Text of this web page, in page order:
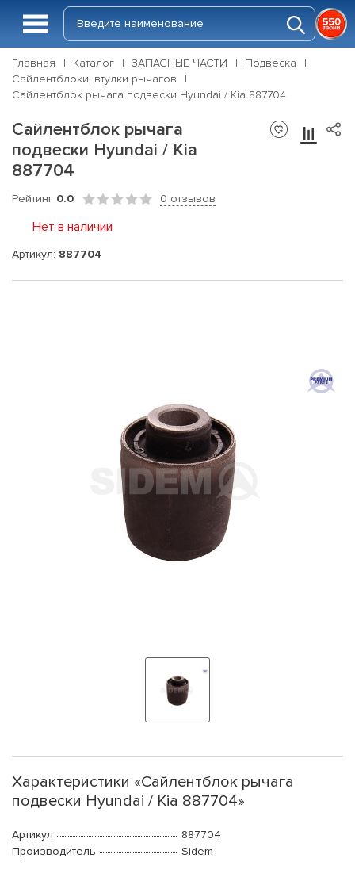
Главная Каталог ЗАПАСНЫЕ ЧАСТИ
Подвеска
Сайлентблоки, втулки рычагов
Сайлентблок рычага подвески Hyundai / Kia 887704
Сайлентблок рычага
подвески Hyundai / Kia
887704
Рейтинг 0.0 0 отзывов
Нет в наличии
Артикул: 887704
Характеристики «Сайлентблок рычага
подвески Hyundai / Kia 887704»
Артикул
887704
Производитель
Sidem